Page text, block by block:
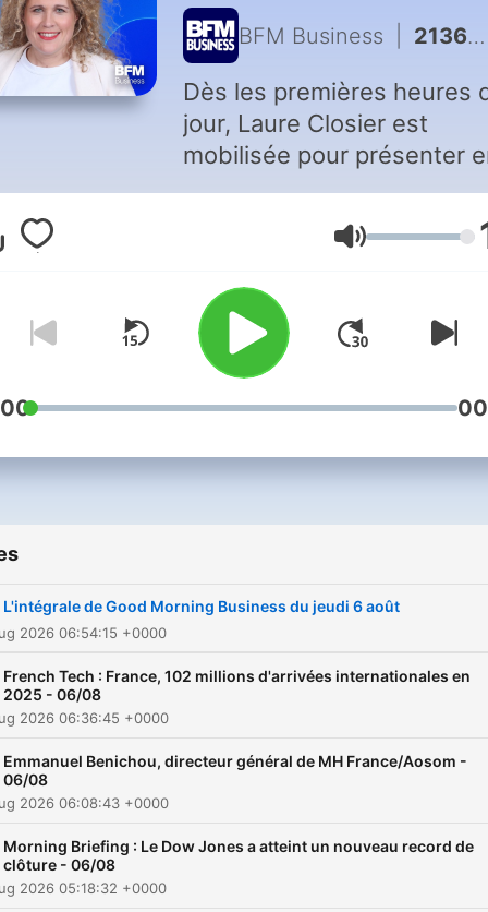
BFM Business 21365 - L'intégrale de Good Morning Business du jeudi 6 août
Dès les premières heures
jour, Laure Closier est
mobilisée pour présenter
direct le plus grand show
matinal consacré à
Du lundi au vendredi de
9h : grands patrons,
responsables politiques,
managers en pointe, elle est
tous les matins en direct à
l'antenne pour décrypter
l'actualité. Good Morning
savoir, tout connaître sur
! Retrouvez l’émission du
au vendredi et réécoutez
Volume
L'intégrale de Good Morning Business du jeudi 6 août
2026 06:54:15 +0000
French Tech : France, 102 millions d'arrivées internationales en
2025 - 06/08
2026 06:36:45 +0000
Emmanuel Benichou, directeur général de MH France/Aosom -
06/08
2026 06:08:43 +0000
Morning Briefing : Le Dow Jones a atteint un nouveau record de
clôture - 06/08
2026 05:18:32 +0000